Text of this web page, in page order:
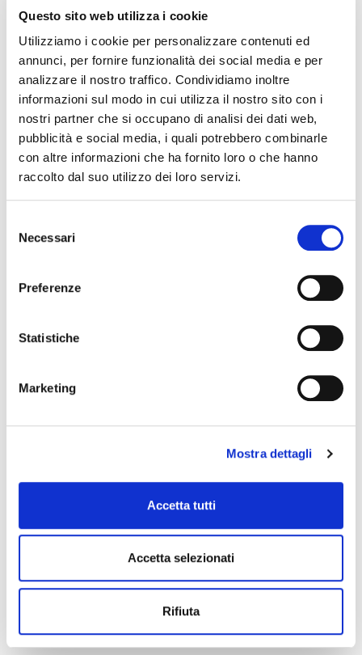
Questo sito web utilizza i cookie
Utilizziamo i cookie per personalizzare contenuti ed
annunci, per fornire funzionalità dei social media e per
analizzare il nostro traffico. Condividiamo inoltre
informazioni sul modo in cui utilizza il nostro sito con i
nostri partner che si occupano di analisi dei dati web,
pubblicità e social media, i quali potrebbero combinarle
con altre informazioni che ha fornito loro o che hanno
raccolto dal suo utilizzo dei loro servizi.
delNecessari
Preferenze
Statistiche
Marketing
Mostra dettagli
Accetta tutti
Accetta selezionati
Rifiuta
variazioni nel programma degli eventi riportati. In caso di
annullamento, variazione, modifica delle informazioni di un
evento potete scrivere a
infotur@comune.fe.it